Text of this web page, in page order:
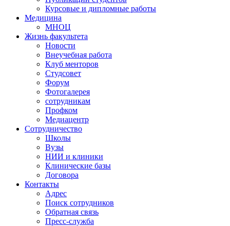
Курсовые и дипломные работы
Медицина
МНОЦ
Жизнь факультета
Новости
Внеучебная работа
Клуб менторов
Студсовет
Форум
Фотогалерея
сотрудникам
Профком
Медиацентр
Сотрудничество
Школы
Вузы
НИИ и клиники
Клинические базы
Договора
Контакты
Адрес
Поиск сотрудников
Обратная связь
Пресс-служба